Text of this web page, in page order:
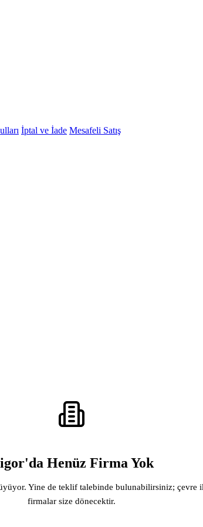
İptal ve İade Mesafeli Satış
Henüz Firma Yok
Yine de teklif talebinde bulunabilirsiniz; çevre
firmalar size dönecektir.